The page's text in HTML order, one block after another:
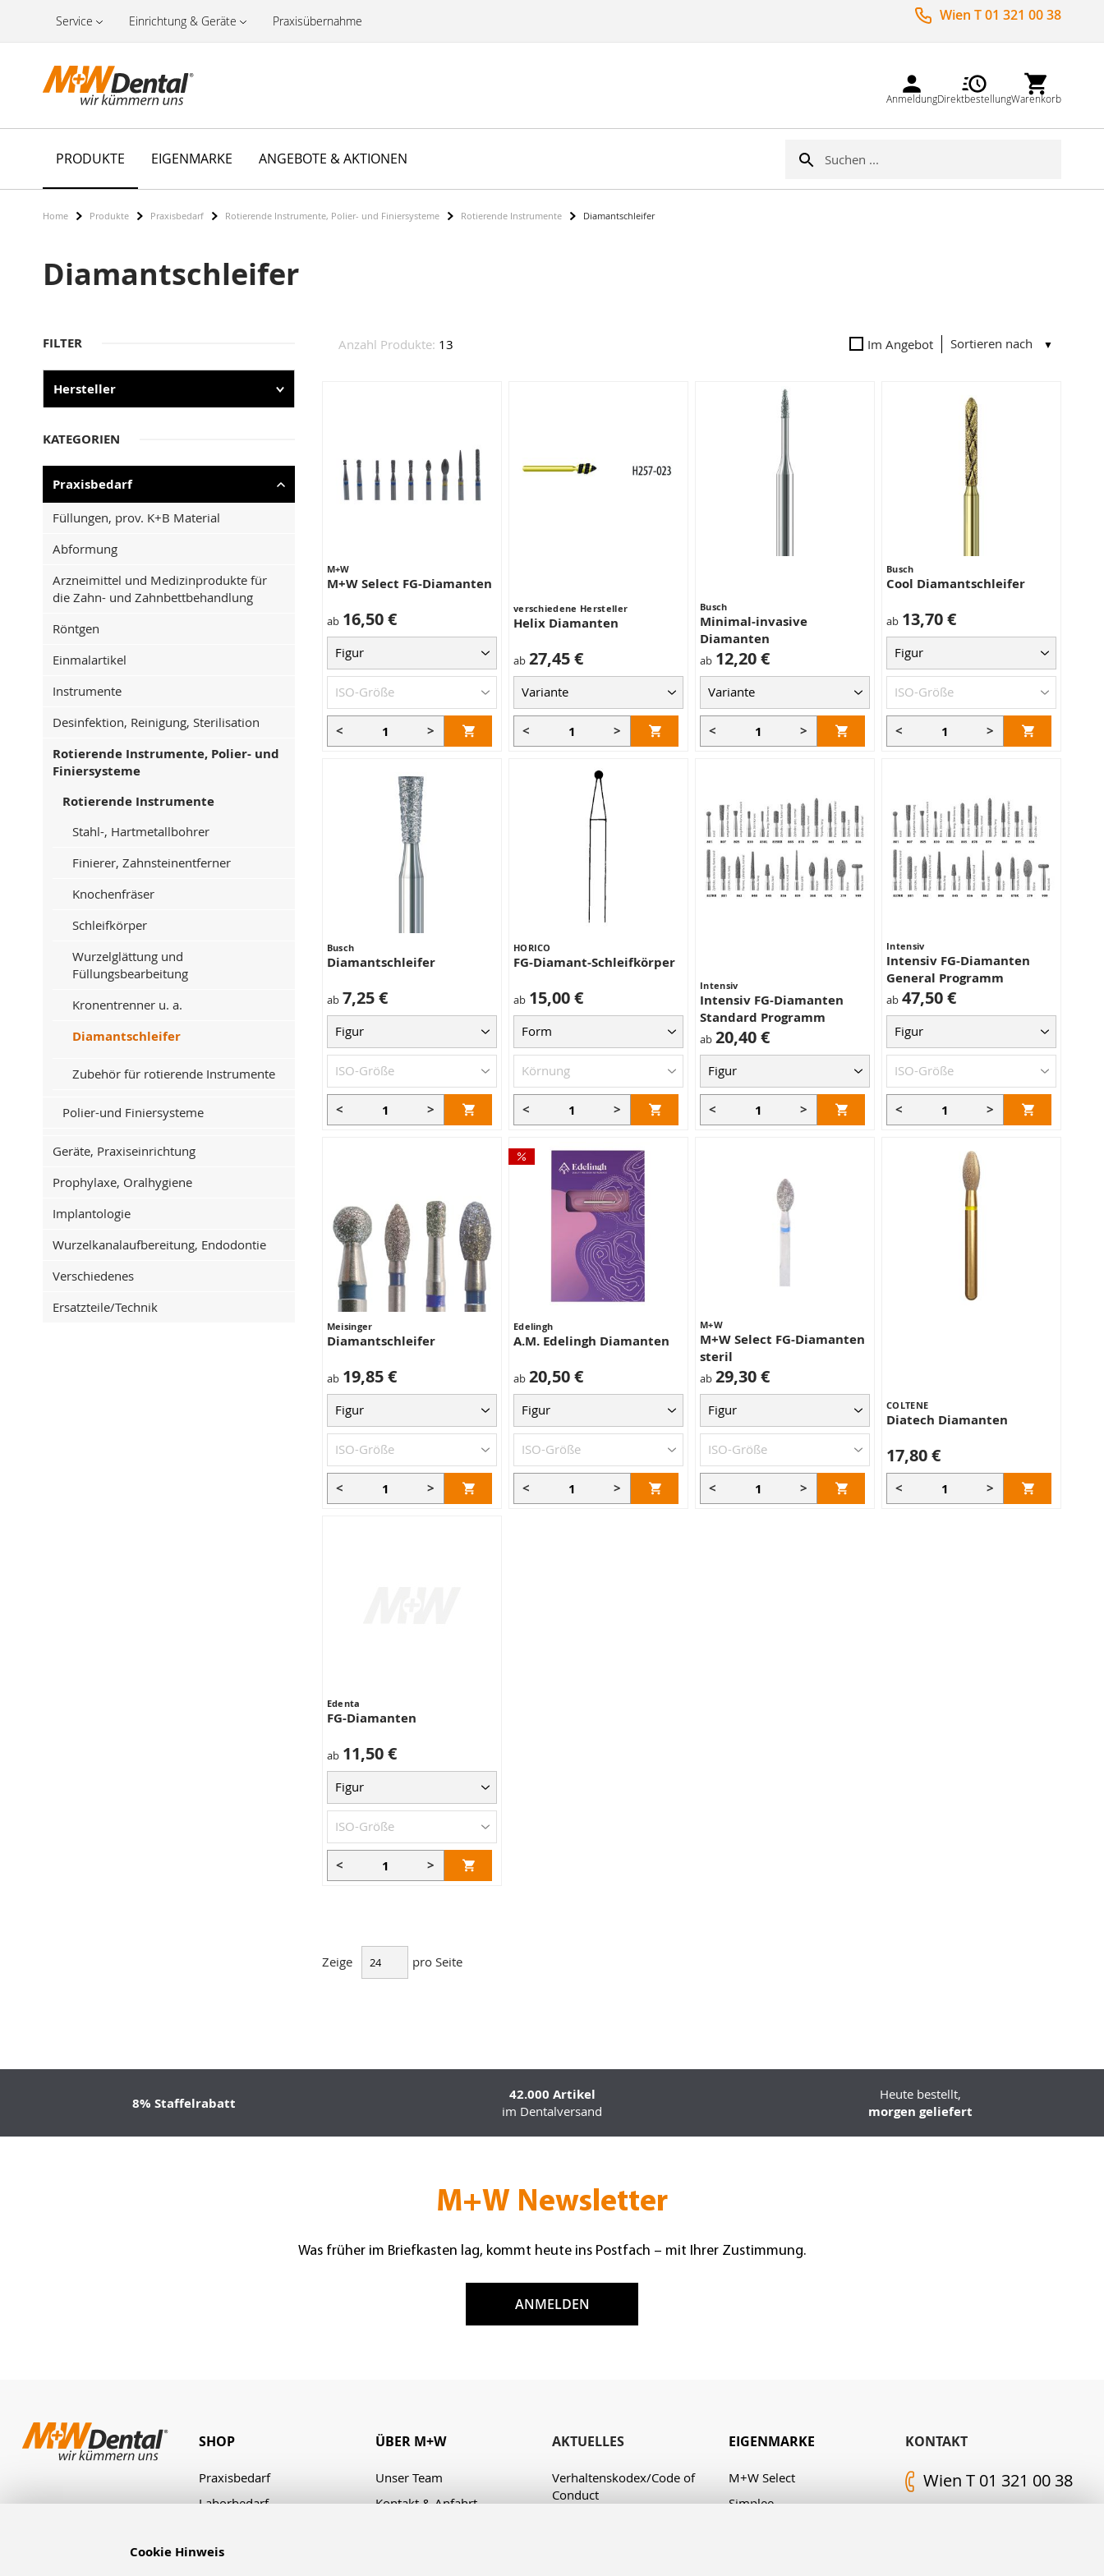
Cookie Hinweis
Service Einrichtung & Geräte Praxisübernahme Wien T 01 321 00 38
AnmeldungDirektbestellungWarenkorb
PRODUKTE EIGENMARKE ANGEBOTE & AKTIONEN Suche
Home Produkte Praxisbedarf Rotierende Instrumente, Polier- und Finiersysteme Rotierende Instrumente Diamantschleifer
Diamantschleifer
Anzahl Produkte: 13 Im Angebot Sortieren nach
M+W
M+W Select FG-Diamanten
ab 16,50 €
< >
verschiedene Hersteller
Helix Diamanten
ab 27,45 €
< >
Busch
Minimal-invasive
Diamanten
ab 12,20 €
< >
Busch
Cool Diamantschleifer
ab 13,70 €
< >
Busch
Diamantschleifer
ab 7,25 €
< >
HORICO
FG-Diamant-Schleifkörper
ab 15,00 €
< >
Intensiv
Intensiv FG-Diamanten
Standard Programm
ab 20,40 €
< >
Intensiv
Intensiv FG-Diamanten
General Programm
ab 47,50 €
< >
Meisinger
Diamantschleifer
ab 19,85 €
< >
Edelingh
A.M. Edelingh Diamanten
ab 20,50 €
< >
M+W
M+W Select FG-Diamanten
steril
ab 29,30 €
< >
COLTENE
Diatech Diamanten
17,80 €
< >
Edenta
FG-Diamanten
ab 11,50 €
< >
Zeige pro Seite
FILTER
Hersteller
KATEGORIEN
Praxisbedarf
Füllungen, prov. K+B Material
Abformung
Arzneimittel und Medizinprodukte für
die Zahn- und Zahnbettbehandlung
Röntgen
Einmalartikel
Instrumente
Desinfektion, Reinigung, Sterilisation
Rotierende Instrumente, Polier- und
Finiersysteme
Rotierende Instrumente
Stahl-, Hartmetallbohrer
Finierer, Zahnsteinentferner
Knochenfräser
Schleifkörper
Wurzelglättung und
Füllungsbearbeitung
Kronentrenner u. a.
Diamantschleifer
Zubehör für rotierende Instrumente
Polier-und Finiersysteme
Geräte, Praxiseinrichtung
Prophylaxe, Oralhygiene
Implantologie
Wurzelkanalaufbereitung, Endodontie
Verschiedenes
Ersatzteile/Technik
8% Staffelrabatt 42.000 Artikel
im Dentalversand
Heute bestellt,
morgen geliefert
M+W Newsletter
Was früher im Briefkasten lag, kommt heute ins Postfach – mit Ihrer Zustimmung.
ANMELDEN
KONTAKT
Wien T 01 321 00 38
SHOP
Praxisbedarf
Laborbedarf
ÜBER M+W
Unser Team
Kontakt & Anfahrt
AKTUELLES
Verhaltenskodex/Code of
Conduct
EIGENMARKE
M+W Select
Simplee